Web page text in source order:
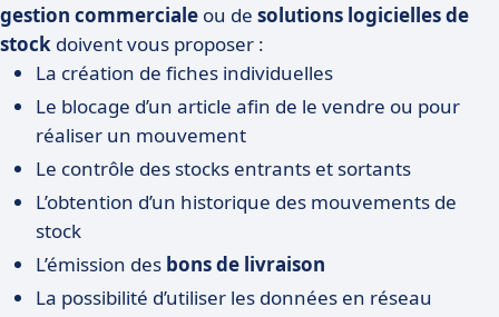
gestion commerciale ou de solutions logicielles de
stock doivent vous proposer :
La création de fiches individuelles
Le blocage d’un article afin de le vendre ou pour
réaliser un mouvement
Le contrôle des stocks entrants et sortants
L’obtention d’un historique des mouvements de
stock
L’émission des bons de livraison
La possibilité d’utiliser les données en réseau